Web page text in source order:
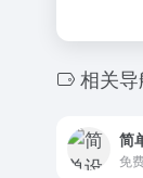
相关导
简
免